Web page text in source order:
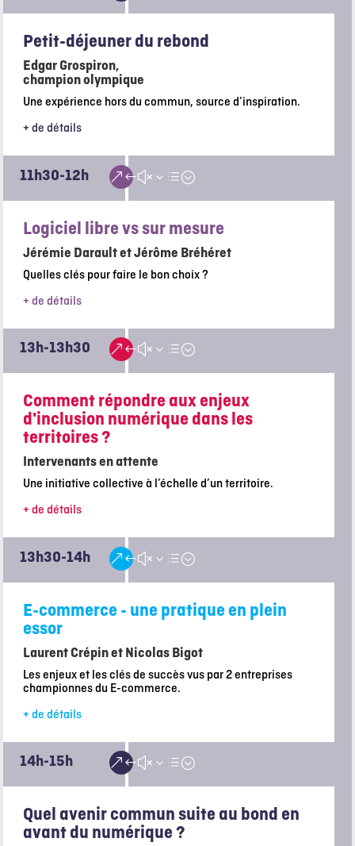
Petit-déjeuner du rebond
Edgar Grospiron,
champion olympique
Une expérience hors du commun, source d’inspiration.
+ de détails
11h30-12h &#x3d;
Logiciel libre vs sur mesure
Jérémie Darault et Jérôme Bréhéret
Quelles clés pour faire le bon choix ?
+ de détails
13h-13h30 &#x3d;
Comment répondre aux enjeux
d'inclusion numérique dans les
territoires ?
Intervenants en attente
Une initiative collective à l’échelle d’un territoire.
+ de détails
13h30-14h &#x3d;
E-commerce - une pratique en plein
essor
Laurent Crépin et Nicolas Bigot
Les enjeux et les clés de succès vus par 2 entreprises
championnes du E-commerce.
+ de détails
14h-15h &#x3d;
Quel avenir commun suite au bond en
avant du numérique ?